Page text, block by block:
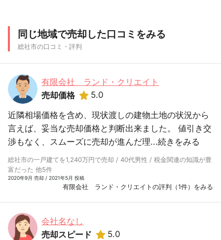
同じ地域で売却した口コミをみる
総社市の口コミ・評判
有限会社 ランド・クリエイト
売却価格
5.0
近隣相場価格を含め、現状渡しの建物土地の状況から
言えば、妥当な売却価格と判断出来ました。 値引き交
渉もなく、スムーズに売却が進んだ理...続きをみる
総社市の一戸建てを1,240万円で売却 / 40代男性 / 税金関連の知識が豊
富だった 他5件
2020年9月 売却 / 2021年5月 投稿
有限会社 ランド・クリエイトの評判（1件）をみる
会社名なし
売却スピード
5.0